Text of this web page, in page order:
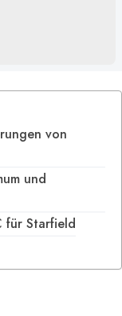
von
und
für Starfield